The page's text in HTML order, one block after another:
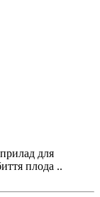
для
плода ..